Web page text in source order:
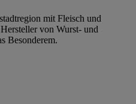
mit Fleisch und
von Wurst- und
Besonderem.